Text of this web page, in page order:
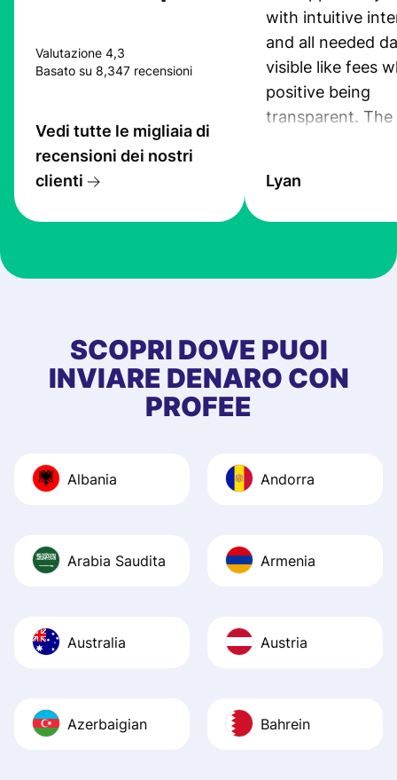
Valutazione 4,3
Basato su 8,347 recensioni
Vedi tutte le migliaia di
recensioni dei nostri
clienti
with intuitive
and all needed
visible like fees
positive being
transparent. The
the exchange
at Profee is very
first started
app, and they
quick to provide
Recommend it!
Lyan
SCOPRI DOVE PUOI
INVIARE DENARO CON
PROFEE
Albania Andorra
Arabia Saudita Armenia
Australia Austria
Azerbaigian Bahrein